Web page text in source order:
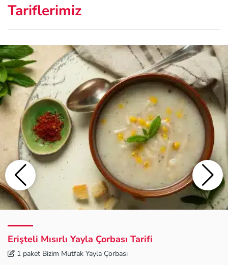
Tariflerimiz
Erişteli Mısırlı Yayla Çorbası Tarifi
1 paket Bizim Mutfak Yayla Çorbası